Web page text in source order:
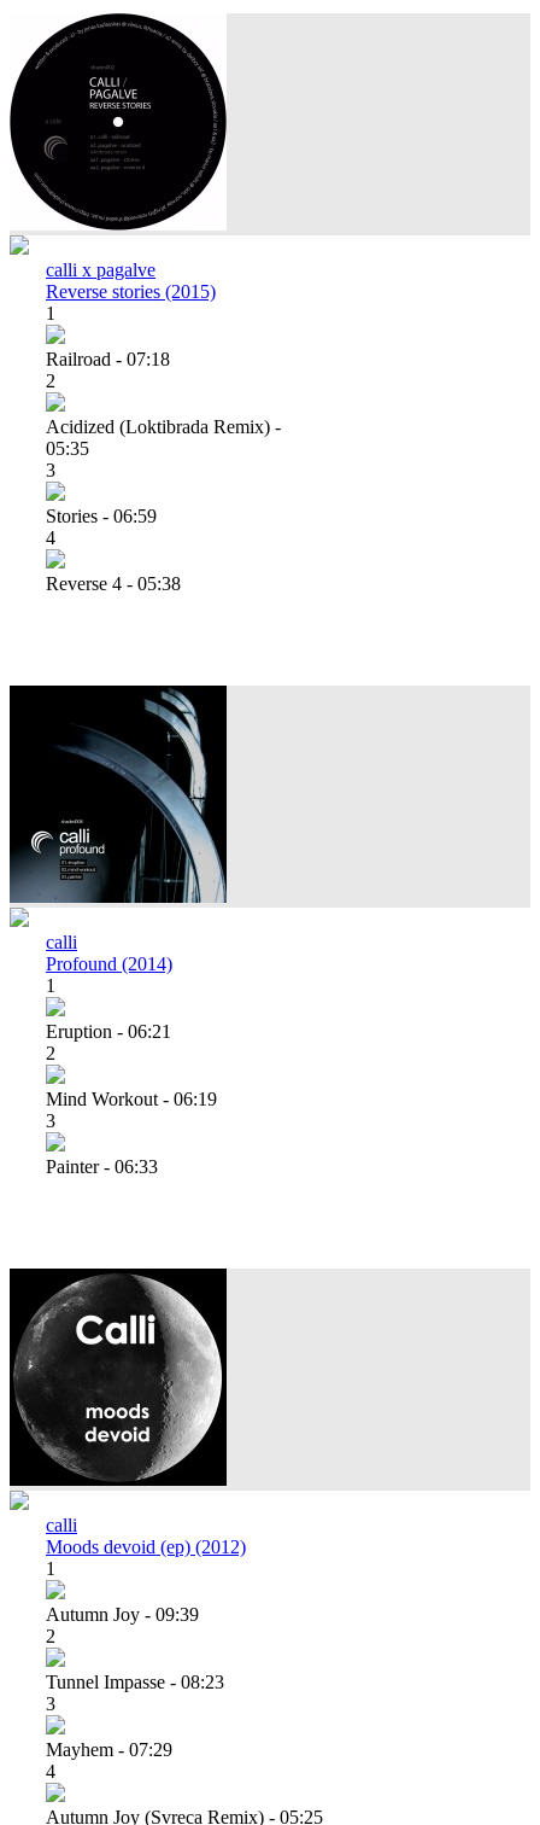
calli x pagalve
Reverse stories (2015)
1
Railroad - 07:18
2
Acidized (loktibrada Remix) -
05:35
3
Stories - 06:59
4
Reverse 4 - 05:38
calli
Profound (2014)
1
Eruption - 06:21
2
Mind Workout - 06:19
3
Painter - 06:33
calli
Moods devoid (ep) (2012)
1
Autumn Joy - 09:39
2
Tunnel Impasse - 08:23
3
Mayhem - 07:29
4
Autumn Joy (svreca Remix) - 05:25